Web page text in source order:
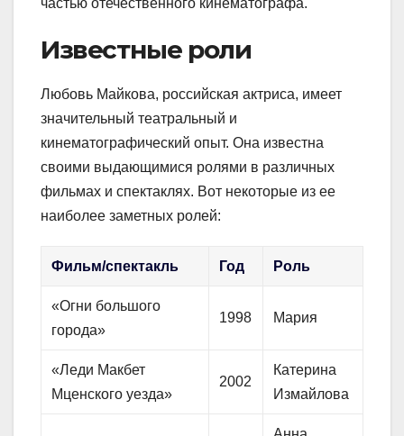
частью отечественного кинематографа.
Известные роли
Любовь Майкова, российская актриса, имеет
значительный театральный и
кинематографический опыт. Она известна
своими выдающимися ролями в различных
фильмах и спектаклях. Вот некоторые из ее
наиболее заметных ролей:
Фильм/спектакль Год Роль
«Огни большого
города»
1998 Мария
«Леди Макбет
Мценского уезда»
2002
Катерина
Измайлова